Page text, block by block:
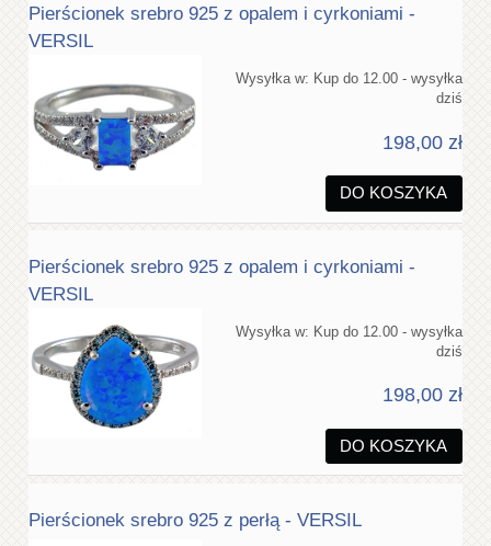
Pierścionek srebro 925 z opalem i cyrkoniami -
VERSIL
Wysyłka w: Kup do 12.00 - wysyłka
dziś
198,00 zł
DO KOSZYKA
Pierścionek srebro 925 z opalem i cyrkoniami -
VERSIL
Wysyłka w: Kup do 12.00 - wysyłka
dziś
198,00 zł
DO KOSZYKA
Pierścionek srebro 925 z perłą - VERSIL